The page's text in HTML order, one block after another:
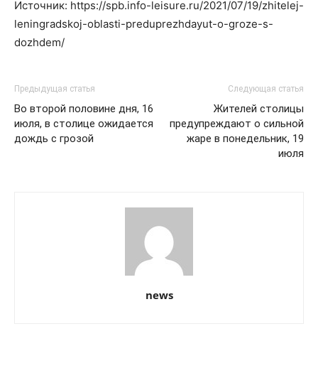
Источник: https://spb.info-leisure.ru/2021/07/19/zhitelej-
leningradskoj-oblasti-preduprezhdayut-o-groze-s-
dozhdem/
Предыдущая статья
Во второй половине дня, 16
июля, в столице ожидается
дождь с грозой
Следующая статья
Жителей столицы
предупреждают о сильной
жаре в понедельник, 19
июля
news